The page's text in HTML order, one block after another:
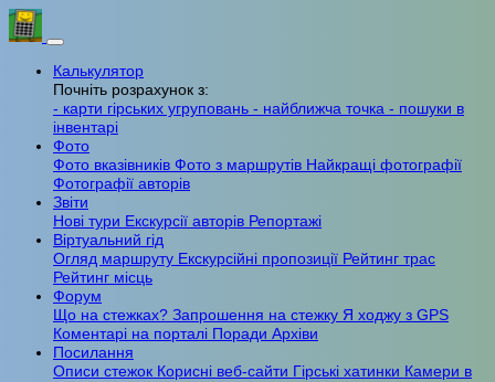
Калькулятор
Почніть розрахунок з:
- карти гірських угруповань - найближча точка - пошуки в
інвентарі
Фото
Фото вказівників Фото з маршрутів Найкращі фотографії
Фотографії авторів
Звіти
Нові тури Екскурсії авторів Репортажі
Віртуальний гід
Огляд маршруту Екскурсійні пропозиції Рейтинг трас
Рейтинг місць
Форум
Що на стежках? Запрошення на стежку Я ходжу з GPS
Коментарі на порталі Поради Архіви
Посилання
Описи стежок Корисні веб-сайти Гірські хатинки Камери в